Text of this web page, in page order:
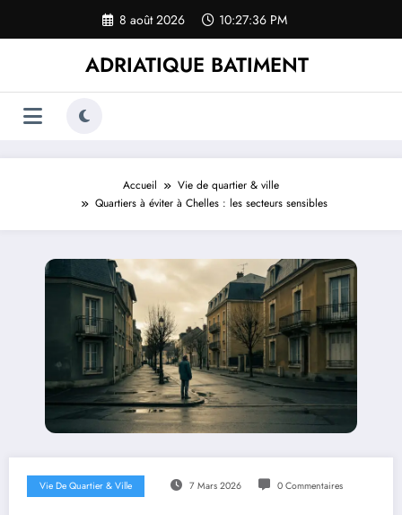
contenu
8 août 2026 10:27:37 PM
ADRIATIQUE BATIMENT
Accueil
Vie de quartier & ville
Quartiers à éviter à Chelles : les secteurs sensibles
Vie De Quartier & Ville 7 Mars 2026 0 Commentaires